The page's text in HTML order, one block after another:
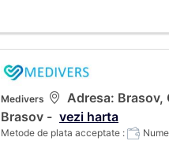
Medivers
Adresa: Brasov,
Brasov - vezi harta
Metode de plata acceptate :